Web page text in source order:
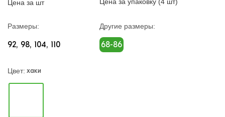
Цена за шт
Размеры:
92 98 104 110
Другие размеры:
68-86
Цвет: хаки